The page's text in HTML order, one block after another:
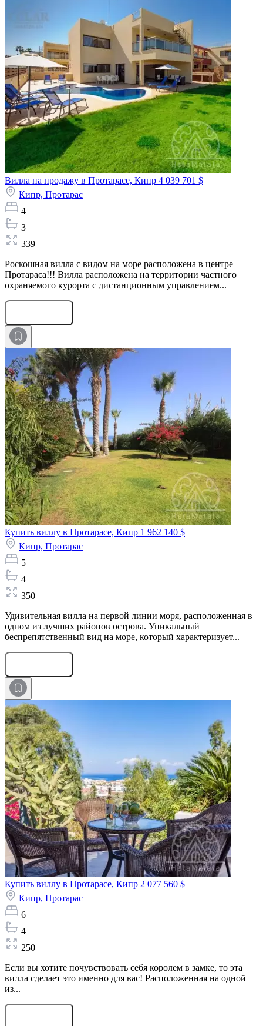
Вилла на продажу в Протарасе, Кипр 4 039 701 $
Кипр, Протарас
4
3
339
Роскошная вилла с видом на море расположена в центре
Протараса!!! Вилла расположена на территории частного
охраняемого курорта с дистанционным управлением...
Купить виллу в Протарасе, Кипр 1 962 140 $
Кипр, Протарас
5
4
350
Удивительная вилла на первой линии моря, расположенная в
одном из лучших районов острова. Уникальный
беспрепятственный вид на море, который характеризует...
Купить виллу в Протарасе, Кипр 2 077 560 $
Кипр, Протарас
6
4
250
Если вы хотите почувствовать себя королем в замке, то эта
вилла сделает это именно для вас! Расположенная на одной
из...